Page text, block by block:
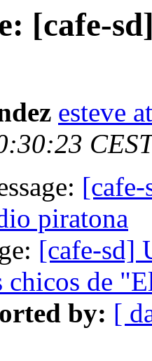
[cafe-
esteve
piratona
[cafe-sd]
chicos de
by: [